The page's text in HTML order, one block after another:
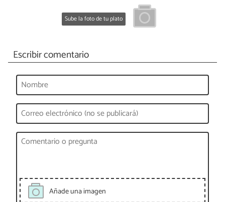
Sube la foto de tu plato
Escribir comentario
Añade una imagen